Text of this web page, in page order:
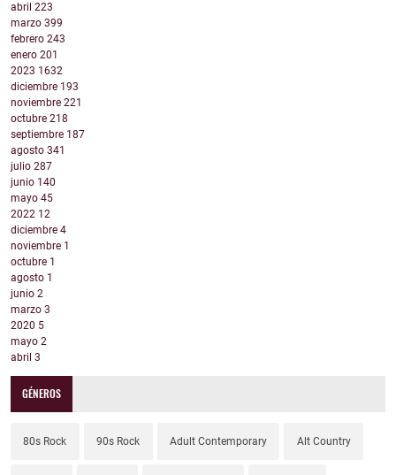
abril 223
marzo 399
febrero 243
enero 201
2023 1632
diciembre 193
noviembre 221
octubre 218
septiembre 187
agosto 341
julio 287
junio 140
mayo 45
2022 12
diciembre 4
noviembre 1
octubre 1
agosto 1
junio 2
marzo 3
2020 5
mayo 2
abril 3
GÉNEROS
80s Rock 90s Rock Adult Contemporary Alt Country